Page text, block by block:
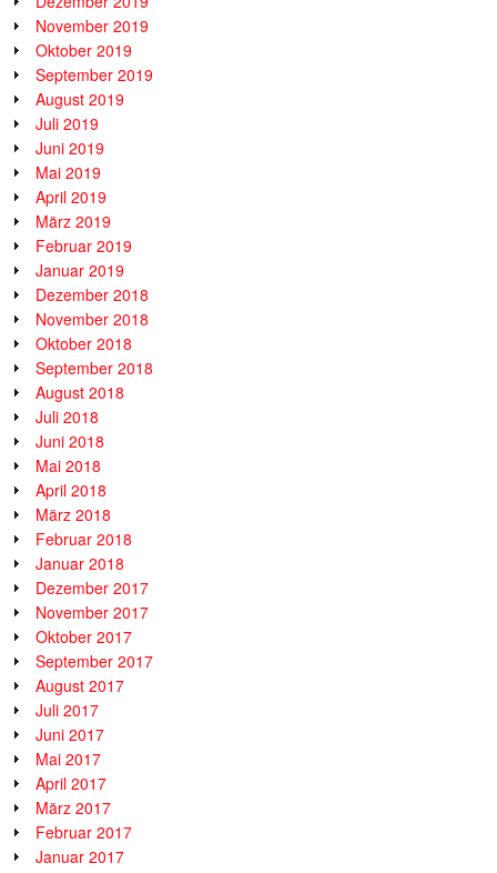
November 2019
Oktober 2019
September 2019
August 2019
Juli 2019
Juni 2019
Mai 2019
April 2019
März 2019
Februar 2019
Januar 2019
Dezember 2018
November 2018
Oktober 2018
September 2018
August 2018
Juli 2018
Juni 2018
Mai 2018
April 2018
März 2018
Februar 2018
Januar 2018
Dezember 2017
November 2017
Oktober 2017
September 2017
August 2017
Juli 2017
Juni 2017
Mai 2017
April 2017
März 2017
Februar 2017
Januar 2017